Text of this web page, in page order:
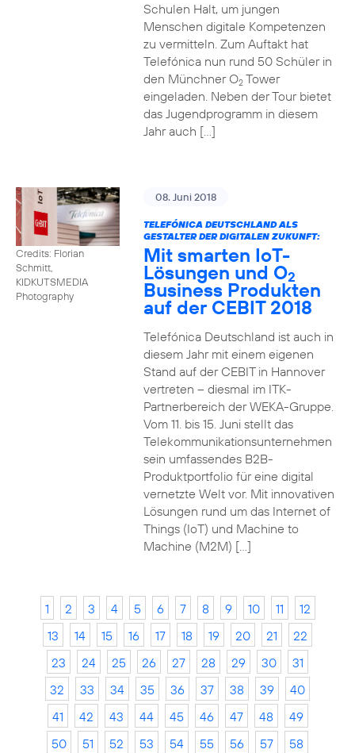
Schulen Halt, um jungen
Menschen digitale Kompetenzen
zu vermitteln. Zum Auftakt hat
Telefónica nun rund 50 Schüler in
den Münchner O2Tower
eingeladen. Neben der Tour bietet
das Jugendprogramm in diesem
Jahr auch […]
Credits: Florian
Schmitt,
KIDKUTSMEDIA
Photography
08. Juni 2018
TELEFÓNICA DEUTSCHLAND ALS
GESTALTER DER DIGITALEN ZUKUNFT:
Mit smarten IoT-
Lösungen und O2
Business Produkten
auf der CEBIT 2018
Telefónica Deutschland ist auch in
diesem Jahr mit einem eigenen
Stand auf der CEBIT in Hannover
vertreten – diesmal im ITK-
Partnerbereich der WEKA-Gruppe.
Vom 11. bis 15. Juni stellt das
Telekommunikationsunternehmen
sein umfassendes B2B-
Produktportfolio für eine digital
vernetzte Welt vor. Mit innovativen
Lösungen rund um das Internet of
Things (IoT) und Machine to
Machine (M2M) […]
1 2 3 4 5 6 7 8 9 10 11
12
13
14 15 16 17 18 19 20 21
22
23
24 25 26 27 28 29 30
31
32
33 34 35 36 37 38 39
40
41
42 43 44 45 46 47 48
49
50
51 52 53 54 55 56 57
58